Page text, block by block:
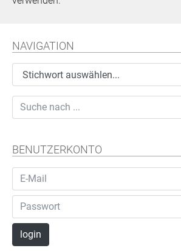
NAVIGATION
BENUTZERKONTO
login